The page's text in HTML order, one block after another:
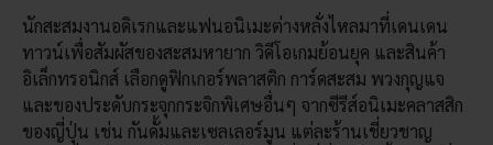
นักสะสมงานอดิเรกและแฟนอนิเมะต่างหลั่งไหลมาที่เดนเดน
ทาวน์เพื่อสัมผัสของสะสมหายาก วิดีโอเกมย้อนยุค และสินค้า
อิเล็กทรอนิกส์ เลือกดูฟิกเกอร์พลาสติก การ์ดสะสม พวงกุญแจ
และของประดับกระจุกกระจิกพิเศษอื่นๆ จากซีรีส์อนิเมะคลาสสิก
ของญี่ปุ่น เช่น กันดั้มและเซลเลอร์มูน แต่ละร้านเชี่ยวชาญ